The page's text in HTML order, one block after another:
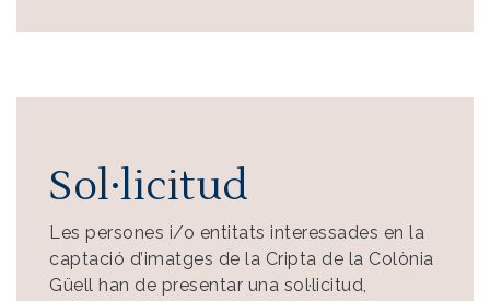
Sol·licitud
Les persones i/o entitats interessades en la
captació d’imatges de la Cripta de la Colònia
Güell han de presentar una sol·licitud,